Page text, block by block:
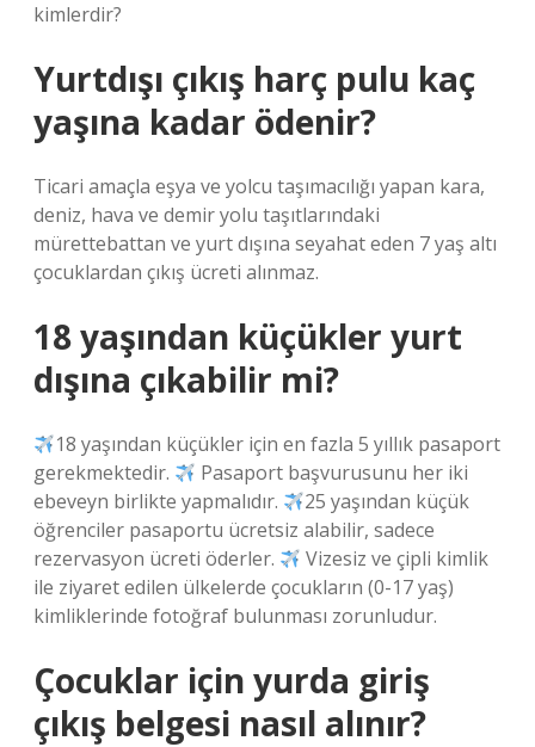
kimlerdir?
Yurtdışı çıkış harç pulu kaç
yaşına kadar ödenir?
Ticari amaçla eşya ve yolcu taşımacılığı yapan kara,
deniz, hava ve demir yolu taşıtlarındaki
mürettebattan ve yurt dışına seyahat eden 7 yaş altı
çocuklardan çıkış ücreti alınmaz.
18 yaşından küçükler yurt
dışına çıkabilir mi?
18 yaşından küçükler için en fazla 5 yıllık pasaport
gerekmektedir.
Pasaport başvurusunu her iki
ebeveyn birlikte yapmalıdır.
25 yaşından küçük
öğrenciler pasaportu ücretsiz alabilir, sadece
rezervasyon ücreti öderler.
Vizesiz ve çipli kimlik
ile ziyaret edilen ülkelerde çocukların (0-17 yaş)
kimliklerinde fotoğraf bulunması zorunludur.
Çocuklar için yurda giriş
çıkış belgesi nasıl alınır?